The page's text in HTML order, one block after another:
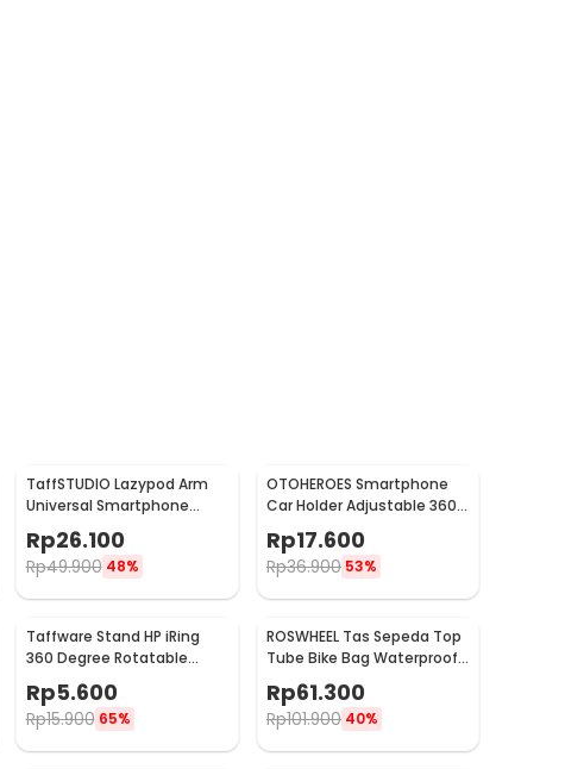
TaffSTUDIO Lazypod Arm
Universal Smartphone
Tablet Holder Klip Clamp -
A-138
Rp26.100
Rp49.900 48%
OTOHEROES Smartphone
Car Holder Adjustable 360
Degree with Suction Cup -
T003
Rp17.600
Rp36.900 53%
Taffware Stand HP iRing
360 Degree Rotatable
Phone Holder - R20
Rp5.600
Rp15.900 65%
ROSWHEEL Tas Sepeda Top
Tube Bike Bag Waterproof
Holder HP 6 Inch - ROS12
Rp61.300
Rp101.900 40%